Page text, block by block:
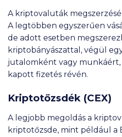
A kriptovaluták
A legtöbben egyszerűen
de adott esetben
kriptobányászattal, végül
jutalomként vagy
kapott fizetés révén.
Kriptotőzsdék (CEX)
A legjobb megoldás a
kriptotőzsde, mint például a